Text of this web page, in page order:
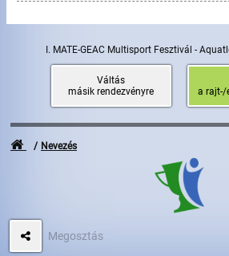
I. MATE-GEAC Multisport Fesztivál -
Váltás
másik rendezvényre
a rajt-/
Nevezés
Megosztás